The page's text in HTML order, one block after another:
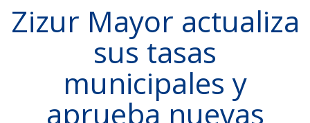
Zizur Mayor actualiza
sus tasas
municipales y
aprueba nuevas